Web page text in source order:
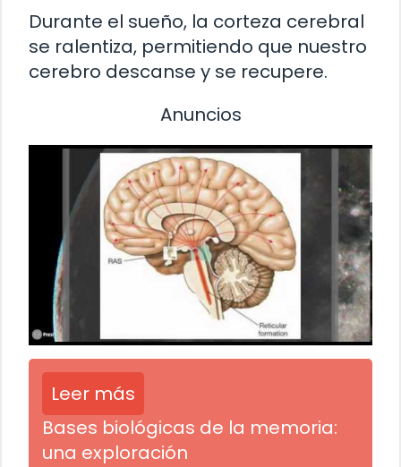
Durante el sueño, la corteza cerebral
se ralentiza, permitiendo que nuestro
cerebro descanse y se recupere.
Anuncios
Leer más
Bases biológicas de la memoria:
una exploración